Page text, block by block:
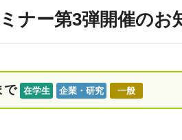
ナー第3弾開催のお
で 在学生 企業・研究 一般